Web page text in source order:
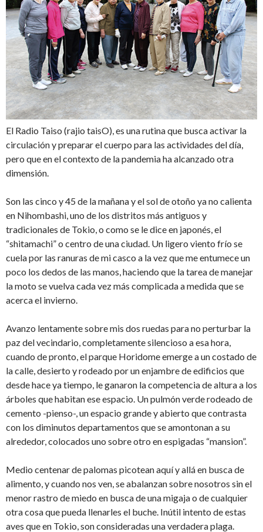
El Radio Taiso (rajio taisO), es una rutina que busca activar la
circulación y preparar el cuerpo para las actividades del día,
pero que en el contexto de la pandemia ha alcanzado otra
dimensión.
Son las cinco y 45 de la mañana y el sol de otoño ya no calienta
en Nihombashi, uno de los distritos más antiguos y
tradicionales de Tokio, o como se le dice en japonés, el
“shitamachi” o centro de una ciudad. Un ligero viento frío se
cuela por las ranuras de mi casco a la vez que me entumece un
poco los dedos de las manos, haciendo que la tarea de manejar
la moto se vuelva cada vez más complicada a medida que se
acerca el invierno.
Avanzo lentamente sobre mis dos ruedas para no perturbar la
paz del vecindario, completamente silencioso a esa hora,
cuando de pronto, el parque Horidome emerge a un costado de
la calle, desierto y rodeado por un enjambre de edificios que
desde hace ya tiempo, le ganaron la competencia de altura a los
árboles que habitan ese espacio. Un pulmón verde rodeado de
cemento -pienso-, un espacio grande y abierto que contrasta
con los diminutos departamentos que se amontonan a su
alrededor, colocados uno sobre otro en espigadas “mansion”.
Medio centenar de palomas picotean aquí y allá en busca de
alimento, y cuando nos ven, se abalanzan sobre nosotros sin el
menor rastro de miedo en busca de una migaja o de cualquier
otra cosa que pueda llenarles el buche. Inútil intento de estas
aves que en Tokio, son consideradas una verdadera plaga.